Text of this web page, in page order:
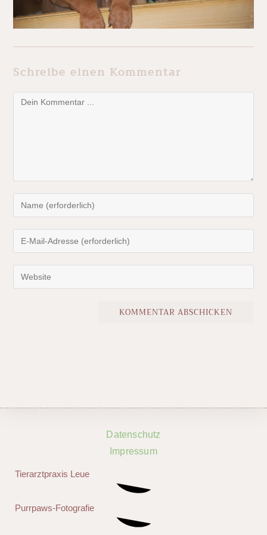
Schreibe einen Kommentar
Datenschutz
Impressum
Tierarztpraxis Leue
Purrpaws-Fotografie